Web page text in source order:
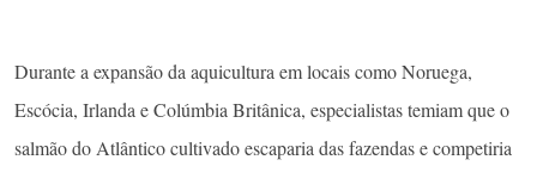
Durante a expansão da aquicultura em locais como Noruega,
Escócia, Irlanda e Colúmbia Britânica, especialistas temiam que o
salmão do Atlântico cultivado escaparia das fazendas e competiria